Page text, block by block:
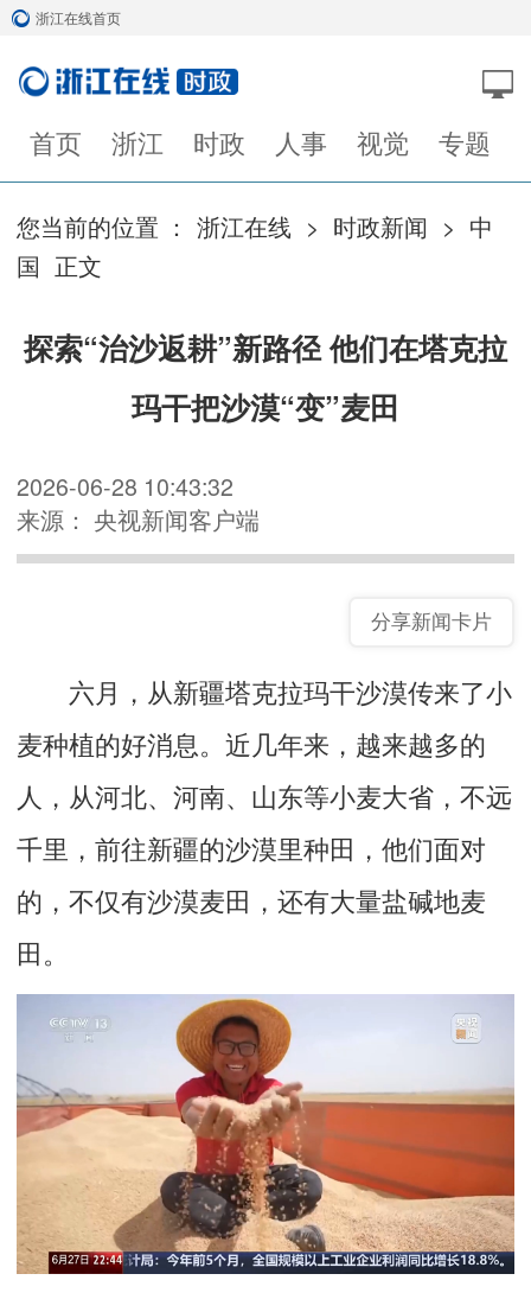
浙江在线首页
首页 浙江 时政 人事 视觉 专题
您当前的位置 ： 浙江在线 > 时政新闻 > 中
国 正文
探索“治沙返耕”新路径 他们在塔克拉
玛干把沙漠“变”麦田
2026-06-28 10:43:32
来源： 央视新闻客户端
分享新闻卡片
六月，从新疆塔克拉玛干沙漠传来了小
麦种植的好消息。近几年来，越来越多的
人，从河北、河南、山东等小麦大省，不远
千里，前往新疆的沙漠里种田，他们面对
的，不仅有沙漠麦田，还有大量盐碱地麦
田。